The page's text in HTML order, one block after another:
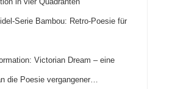
Serie Bambou: Retro-Poesie für
Victorian Dream – eine
die Poesie vergangener…